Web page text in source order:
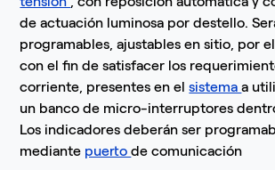
de actuación luminosa por destello.
programables, ajustables en sitio, por
con el fin de satisfacer los
corriente, presentes en elsistemaa
un banco de micro-interruptores
Los indicadores deberán ser
mediante puertode comunicación